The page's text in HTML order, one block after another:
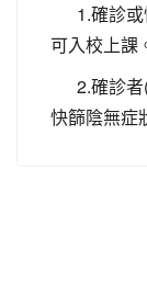
1.確診或
可入校上課
2.確診者(
快篩陰無症